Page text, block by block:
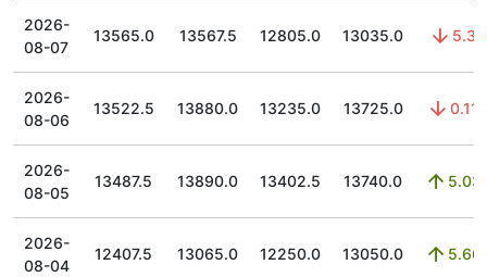
2026-
08-07
13565.0 13567.5 12805.0 13035.0 5.3
2026-
08-06
13522.5 13880.0 13235.0 13725.0 0.11
2026-
08-05
13487.5 13890.0 13402.5 13740.0 5.03
2026-
08-04
12407.5 13065.0 12250.0 13050.0 5.66